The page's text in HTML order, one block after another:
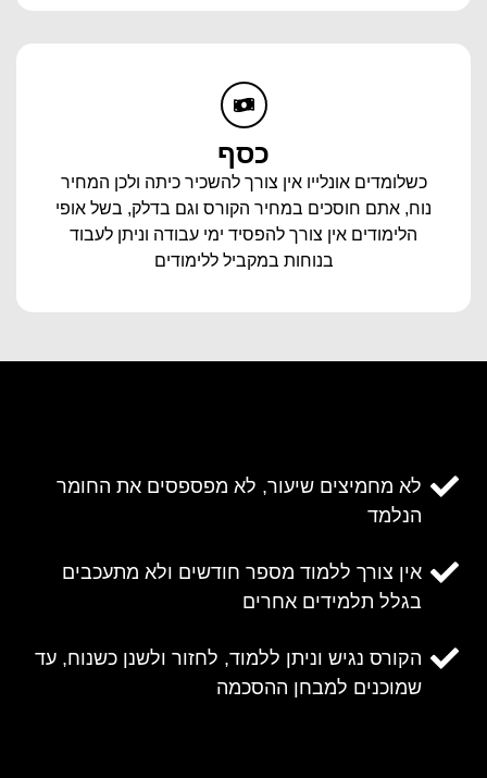
כסף
כשלומדים אונלייו אין צורך להשכיר כיתה ולכן המחיר
נוח, אתם חוסכים במחיר הקורס וגם בדלק, בשל אופי
הלימודים אין צורך להפסיד ימי עבודה וניתן לעבוד
בנוחות במקביל ללימודים
לא מחמיצים שיעור, לא מפספסים את החומר
הנלמד
אין צורך ללמוד מספר חודשים ולא מתעכבים
בגלל תלמידים אחרים
הקורס נגיש וניתן ללמוד, לחזור ולשנן כשנוח, עד
שמוכנים למבחן ההסכמה